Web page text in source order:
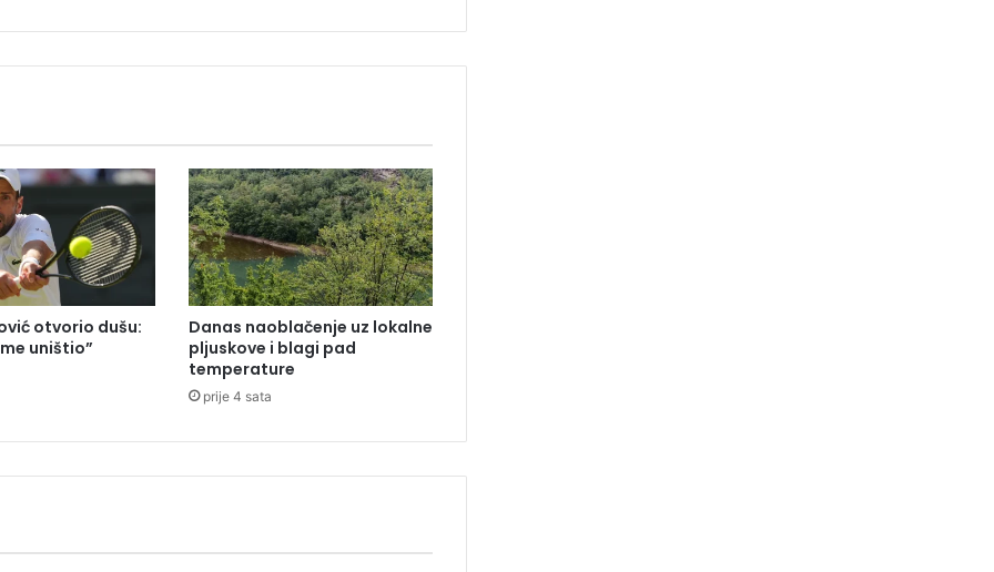
T
d
j
e
u
o
p
i
e
otvorio dušu:
uništio”
Danas naoblačenje uz lokalne
pljuskove i blagi pad
temperature
prije 4 sata